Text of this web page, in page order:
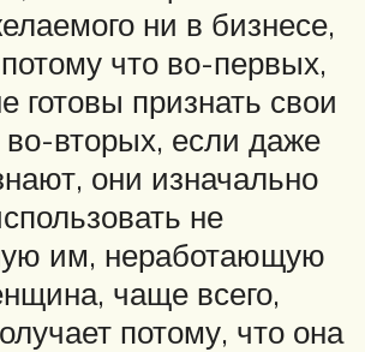
ни в бизнесе,
что во-первых,
готовы признать свои
вторых, если даже
они изначально
не
им, неработающую
чаще всего,
потому, что она